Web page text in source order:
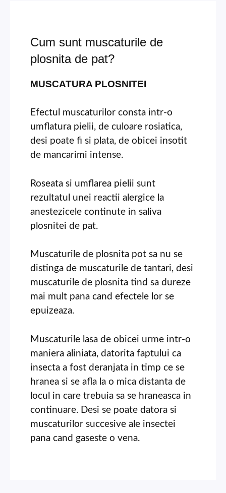
Cum sunt muscaturile de
plosnita de pat?
MUSCATURA PLOSNITEI
Efectul muscaturilor consta intr-o
umflatura pielii, de culoare rosiatica,
desi poate fi si plata, de obicei insotit
de mancarimi intense.
Roseata si umflarea pielii sunt
rezultatul unei reactii alergice la
anestezicele continute in saliva
plosnitei de pat.
Muscaturile de plosnita pot sa nu se
distinga de muscaturile de tantari, desi
muscaturile de plosnita tind sa dureze
mai mult pana cand efectele lor se
epuizeaza.
Muscaturile lasa de obicei urme intr-o
maniera aliniata, datorita faptului ca
insecta a fost deranjata in timp ce se
hranea si se afla la o mica distanta de
locul in care trebuia sa se hraneasca in
continuare. Desi se poate datora si
muscaturilor succesive ale insectei
pana cand gaseste o vena.